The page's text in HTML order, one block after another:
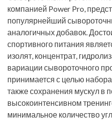
компанией Power Pro,
популярнейший
аналогичных добавок.
спортивного питания
изолят, концентрат,
вариации сывороточного
принимается с целью
также сохранения мускул в
высокоинтенсивном
минимальное количество